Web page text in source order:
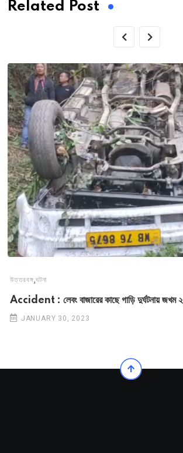
Related Post
উত্তরবঙ্গ,ঘটনা
Accident : লেবং বাজারের কাছে গাড়ি দুর্ঘটনায় জখম ২
JANUARY 30, 2023